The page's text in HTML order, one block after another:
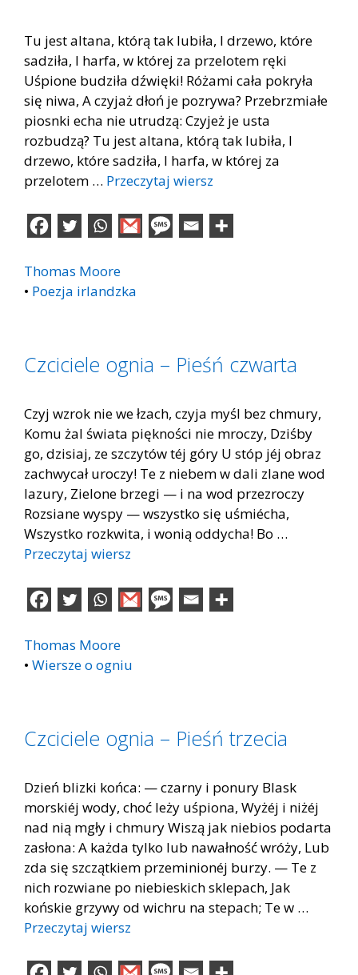
Tu jest altana, którą tak lubiła, I drzewo, które
sadziła, I harfa, w której za przelotem ręki
Uśpione budziła dźwięki! Różami cała pokryła
się niwa, A czyjaż dłoń je pozrywa? Przebrzmiałe
piosnki echa nie utrudzą: Czyjeż je usta
rozbudzą? Tu jest altana, którą tak lubiła, I
drzewo, które sadziła, I harfa, w której za
przelotem … Przeczytaj wiersz
Thomas Moore
• Poezja irlandzka
Czciciele ognia – Pieśń czwarta
Czyj wzrok nie we łzach, czyja myśl bez chmury,
Komu żal świata piękności nie mroczy, Dziśby
go, dzisiaj, ze szczytów téj góry U stóp jéj obraz
zachwycał uroczy! Te z niebem w dali zlane wod
lazury, Zielone brzegi — i na wod przezroczy
Rozsiane wyspy — wszystko się uśmiécha,
Wszystko rozkwita, i wonią oddycha! Bo …
Przeczytaj wiersz
Thomas Moore
• Wiersze o ogniu
Czciciele ognia – Pieśń trzecia
Dzień blizki końca: — czarny i ponury Blask
morskiéj wody, choć leży uśpiona, Wyżéj i niżéj
nad nią mgły i chmury Wiszą jak niebios podarta
zasłona: A każda tylko lub nawałność wróży, Lub
zda się szczątkiem przeminionéj burzy. — Te z
nich rozwiane po niebieskich sklepach, Jak
końskie grzywy od wichru na stepach; Te w …
Przeczytaj wiersz